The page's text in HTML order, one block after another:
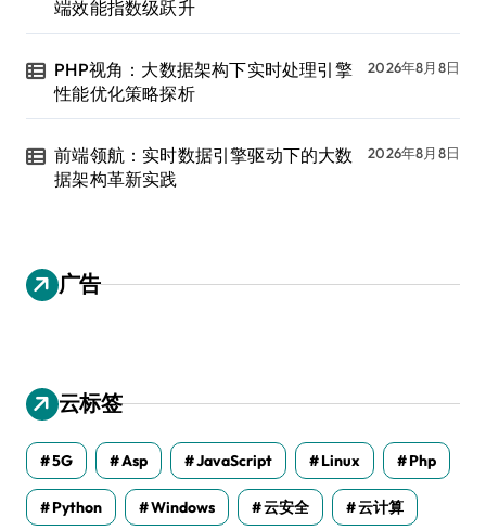
端效能指数级跃升
PHP视角：大数据架构下实时处理引擎
性能优化策略探析
2026年8月8日
前端领航：实时数据引擎驱动下的大数
据架构革新实践
2026年8月8日
广告
云标签
5G Asp JavaScript Linux Php
Python Windows 云安全 云计算